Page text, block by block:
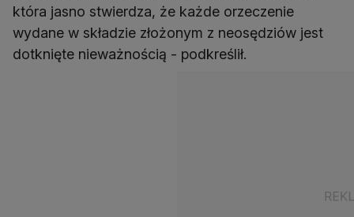
która jasno stwierdza, że każde orzeczenie
wydane w składzie złożonym z neosędziów jest
dotknięte nieważnością - podkreślił.